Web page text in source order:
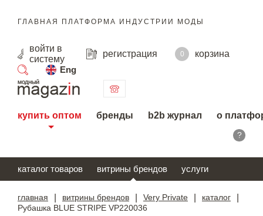
ГЛАВНАЯ ПЛАТФОРМА ИНДУСТРИИ МОДЫ
войти в
систему
регистрация 0
корзина
Eng
поиск
купить оптом бренды b2b журнал о
?
каталог товаров витрины брендов услуги
главная витрины брендов Very Private каталог
Рубашка BLUE STRIPE VP220036